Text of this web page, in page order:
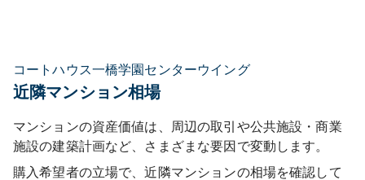
コートハウス一橋学園センターウイング
近隣マンション相場
マンションの資産価値は、周辺の取引や公共施設・商業
施設の建築計画など、さまざまな要因で変動します。
購入希望者の立場で、近隣マンションの相場を確認して